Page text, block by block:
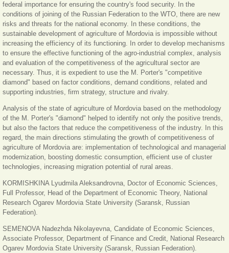
federal importance for ensuring the country's food security. In the
conditions of joining of the Russian Federation to the WTO, there are new
risks and threats for the national economy. In these conditions, the
sustainable development of agriculture of Mordovia is impossible without
increasing the efficiency of its functioning. In order to develop mechanisms
to ensure the effective functioning of the agro-industrial complex, analysis
and evaluation of the competitiveness of the agricultural sector are
necessary. Thus, it is expedient to use the M. Porter's "competitive
diamond" based on factor conditions, demand conditions, related and
supporting industries, firm strategy, structure and rivalry.
Analysis of the state of agriculture of Mordovia based on the methodology
of the M. Porter's "diamond" helped to identify not only the positive trends,
but also the factors that reduce the competitiveness of the industry. In this
regard, the main directions stimulating the growth of competitiveness of
agriculture of Mordovia are: implementation of technological and managerial
modernization, boosting domestic consumption, efficient use of cluster
technologies, increasing migration potential of rural areas.
KORMISHKINA Lyudmila Aleksandrovna, Doctor of Economic Sciences,
Full Professor, Head of the Department of Economic Theory, National
Research Ogarev Mordovia State University (Saransk, Russian
Federation).
SEMENOVA Nadezhda Nikolayevna, Candidate of Economic Sciences,
Associate Professor, Department of Finance and Credit, National Research
Ogarev Mordovia State University (Saransk, Russian Federation).